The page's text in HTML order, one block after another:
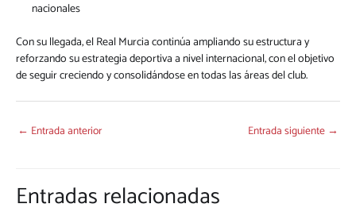
nacionales
Con su llegada, el Real Murcia continúa ampliando su estructura y
reforzando su estrategia deportiva a nivel internacional, con el objetivo
de seguir creciendo y consolidándose en todas las áreas del club.
← Entrada anterior Entrada siguiente →
Entradas relacionadas